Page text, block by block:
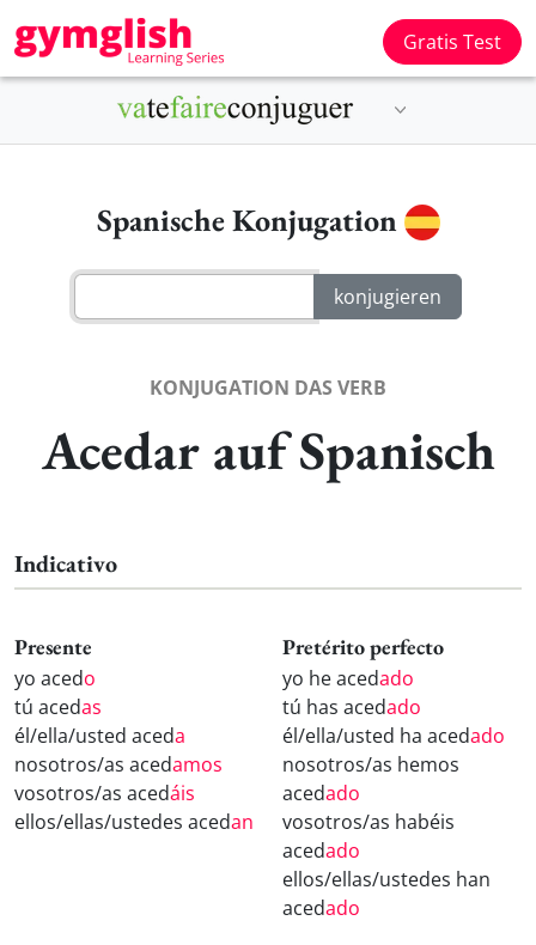
Gratis Test
Spanische Konjugation
KONJUGATION DAS VERB
Acedar auf Spanisch
Indicativo
Presente
yo acedo
tú acedas
él/ella/usted aceda
nosotros/as acedamos
vosotros/as acedáis
ellos/ellas/ustedes acedan
Pretérito perfecto
yo he acedado
tú has acedado
él/ella/usted ha acedado
nosotros/as hemos
acedado
vosotros/as habéis
acedado
ellos/ellas/ustedes han
acedado